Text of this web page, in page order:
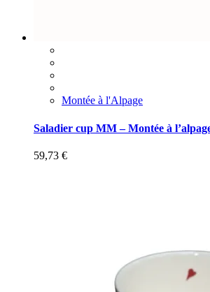
Montée à l'Alpage
Saladier cup MM – Montée à
59,73 €